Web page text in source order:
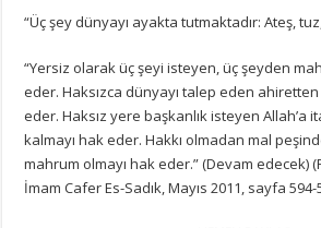
“Üç şey dünyayı ayakta tutmaktadır: Ateş,
“Yersiz olarak üç şeyi isteyen, üç şeyden
eder. Haksızca dünyayı talep eden
eder. Haksız yere başkanlık isteyen Allah’a
kalmayı hak eder. Hakkı olmadan mal
mahrum olmayı hak eder.” (Devam edecek)
İmam Cafer Es-Sadık, Mayıs 2011, sayfa 594-